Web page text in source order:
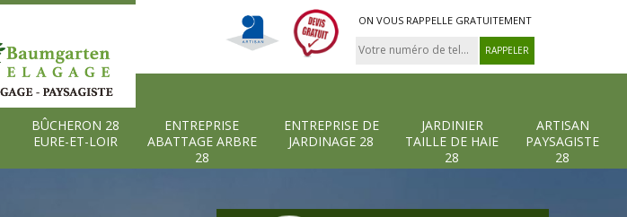
ON VOUS RAPPELLE GRATUITEMENT
BÛCHERON 28
EURE-ET-LOIR
ENTREPRISE
ABATTAGE ARBRE
28
ENTREPRISE DE
JARDINAGE 28
JARDINIER
TAILLE DE HAIE
28
ARTISAN
PAYSAGISTE
28